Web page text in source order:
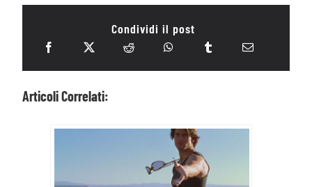
Condividi il post
Articoli Correlati: